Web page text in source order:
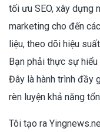
tối ưu SEO, xây dựng
marketing cho đến
liệu, theo dõi hiệu
Bạn phải thực sự hiểu
Đây là hành trình đầy
rèn luyện khả năng
Tôi tạo ra